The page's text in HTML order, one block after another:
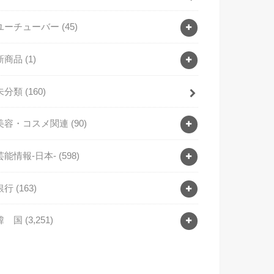
ーチューバー (45)
商品 (1)
分類 (160)
容・コスメ関連 (90)
能情報-日本- (598)
行 (163)
国 (3,251)